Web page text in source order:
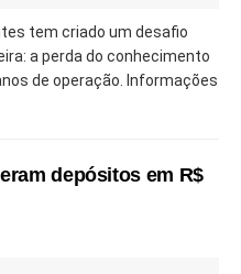
tem criado um desafio
a perda do conhecimento
de operação. Informações
depósitos em R$